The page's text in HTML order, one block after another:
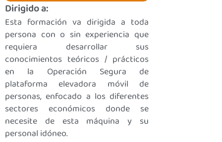
Dirigido a:
Esta formación va dirigida a toda
persona con o sin experiencia que
requiera desarrollar sus
conocimientos teóricos / prácticos
en la Operación Segura de
plataforma elevadora móvil de
personas, enfocado a los diferentes
sectores económicos donde se
necesite de esta máquina y su
personal idóneo.